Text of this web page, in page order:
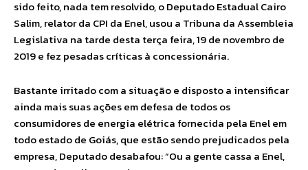
sido feito, nada tem resolvido, o Deputado Estadual Cairo
Salim, relator da CPI da Enel, usou a Tribuna da Assembleia
Legislativa na tarde desta terça feira, 19 de novembro de
2019 e fez pesadas críticas à concessionária.
Bastante irritado com a situação e disposto a intensificar
ainda mais suas ações em defesa de todos os
consumidores de energia elétrica fornecida pela Enel em
todo estado de Goiás, que estão sendo prejudicados pela
empresa, Deputado desabafou: “Ou a gente cassa a Enel,